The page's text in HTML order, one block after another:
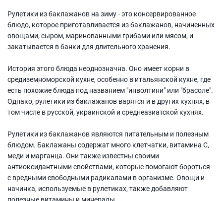
Рулетики из баклажанов на зиму - это консервированное
блюдо, которое приготавливается из баклажанов, начиненных
овощами, сыром, маринованными грибами или мясом, и
закатывается в банки для длительного хранения.
История этого блюда неоднозначна. Оно имеет корни в
средиземноморской кухне, особенно в итальянской кухне, где
есть похожие блюда под названием "инволтини" или "брасоле".
Однако, рулетики из баклажанов варятся и в других кухнях, в
том числе в русской, украинской и среднеазиатской кухнях.
Рулетики из баклажанов являются питательным и полезным
блюдом. Баклажаны содержат много клетчатки, витамина С,
меди и марганца. Они также известны своими
антиоксидантными свойствами, которые помогают бороться
с вредными свободными радикалами в организме. Овощи и
начинка, используемые в рулетиках, также добавляют